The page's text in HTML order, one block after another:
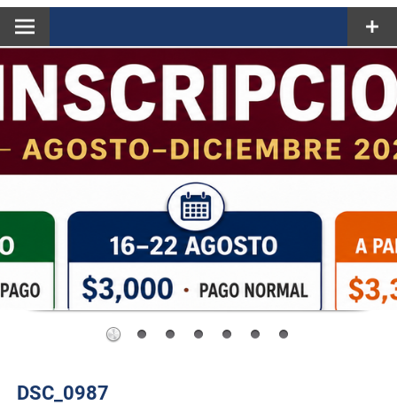
DSC_0987